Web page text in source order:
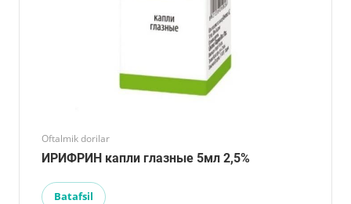
Oftalmik dorilar
ИРИФРИН капли глазные 5мл 2,5%
Batafsil